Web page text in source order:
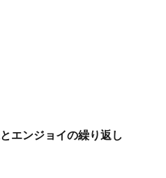
エンジョイの繰り返し